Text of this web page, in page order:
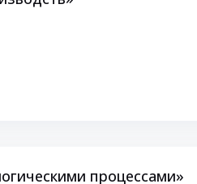
процессами»